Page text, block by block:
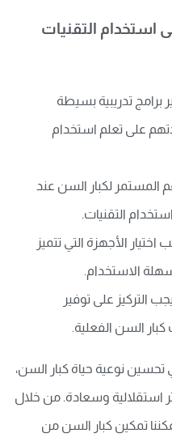
استخدام التقنيات
برامج تدريبية بسيطة
على تعلم استخدام
المستمر لكبار السن عند
التقنيات.
اختيار الأجهزة التي تتميز
الاستخدام.
التركيز على توفير
كبار السن الفعلية.
تحسين نوعية حياة كبار السن،
استقلالية وسعادة. من خلال
تمكين كبار السن من